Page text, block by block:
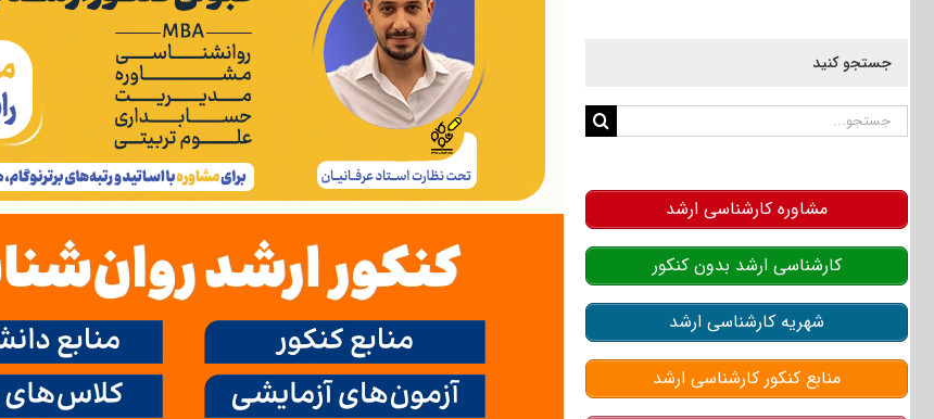
جستجو کنید
جستجو
مشاوره کارشناسی ارشد
کارشناسی ارشد بدون کنکور
شهریه کارشناسی ارشد
منابع کنکور کارشناسی ارشد